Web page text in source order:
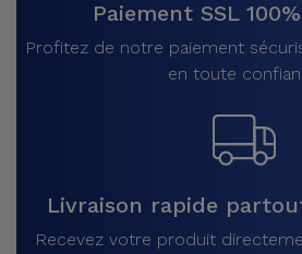
Paiement SSL
Profitez de notre paiement
en toute
Livraison rapide
Recevez votre produit